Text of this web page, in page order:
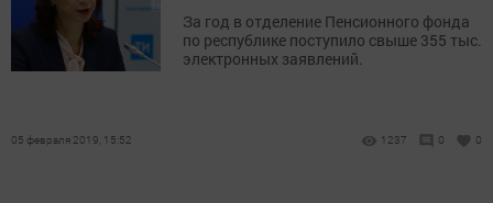
За год в отделение Пенсионного фонда
по республике поступило свыше 355 тыс.
электронных заявлений.
05 февраля 2019, 15:52 1237 0 0